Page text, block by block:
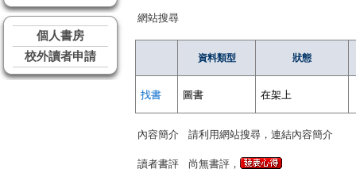
個人書房
校外讀者申請
網站搜尋
資料類型 狀態
找書 圖書 在架上
內容簡介 請利用網站搜尋，連結內容簡介
讀者書評 尚無書評，